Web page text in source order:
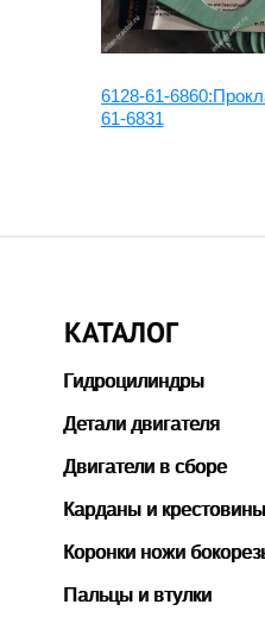
6128-61-
61-6831
КАТАЛОГ
Гидроцилиндры
Детали двигателя
Двигатели в сборе
Карданы и крестовины
Коронки ножи
Пальцы и втулки